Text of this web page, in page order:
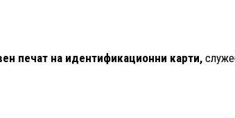
печат на идентификационни карти,